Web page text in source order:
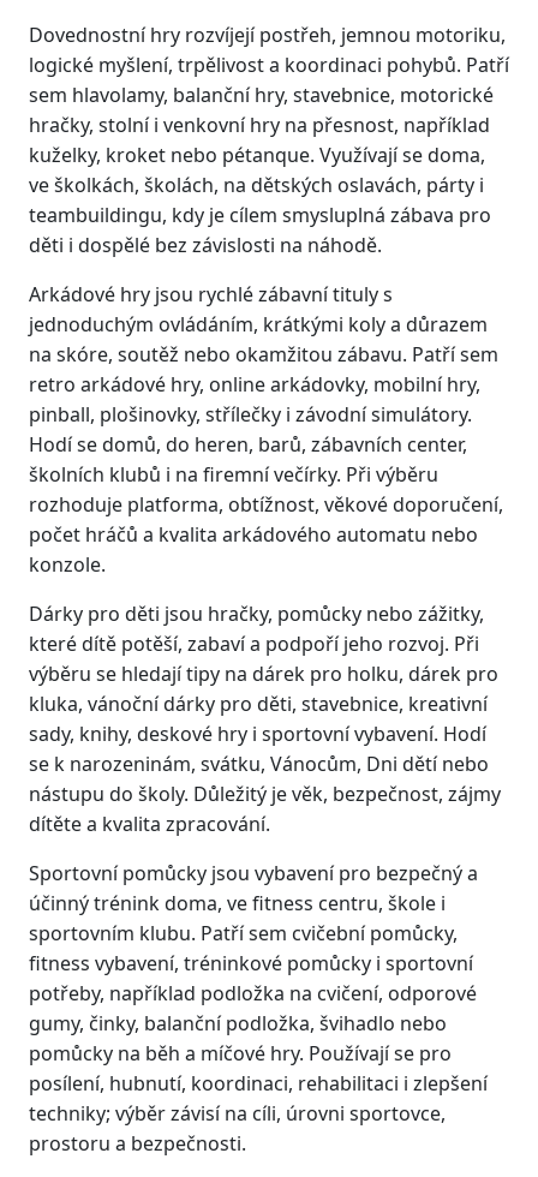
Dovednostní hry rozvíjejí postřeh, jemnou motoriku,
logické myšlení, trpělivost a koordinaci pohybů. Patří
sem hlavolamy, balanční hry, stavebnice, motorické
hračky, stolní i venkovní hry na přesnost, například
kuželky, kroket nebo pétanque. Využívají se doma,
ve školkách, školách, na dětských oslavách, párty i
teambuildingu, kdy je cílem smysluplná zábava pro
děti i dospělé bez závislosti na náhodě.
Arkádové hry jsou rychlé zábavní tituly s
jednoduchým ovládáním, krátkými koly a důrazem
na skóre, soutěž nebo okamžitou zábavu. Patří sem
retro arkádové hry, online arkádovky, mobilní hry,
pinball, plošinovky, střílečky i závodní simulátory.
Hodí se domů, do heren, barů, zábavních center,
školních klubů i na firemní večírky. Při výběru
rozhoduje platforma, obtížnost, věkové doporučení,
počet hráčů a kvalita arkádového automatu nebo
konzole.
Dárky pro děti jsou hračky, pomůcky nebo zážitky,
které dítě potěší, zabaví a podpoří jeho rozvoj. Při
výběru se hledají tipy na dárek pro holku, dárek pro
kluka, vánoční dárky pro děti, stavebnice, kreativní
sady, knihy, deskové hry i sportovní vybavení. Hodí
se k narozeninám, svátku, Vánocům, Dni dětí nebo
nástupu do školy. Důležitý je věk, bezpečnost, zájmy
dítěte a kvalita zpracování.
Sportovní pomůcky jsou vybavení pro bezpečný a
účinný trénink doma, ve fitness centru, škole i
sportovním klubu. Patří sem cvičební pomůcky,
fitness vybavení, tréninkové pomůcky i sportovní
potřeby, například podložka na cvičení, odporové
gumy, činky, balanční podložka, švihadlo nebo
pomůcky na běh a míčové hry. Používají se pro
posílení, hubnutí, koordinaci, rehabilitaci i zlepšení
techniky; výběr závisí na cíli, úrovni sportovce,
prostoru a bezpečnosti.